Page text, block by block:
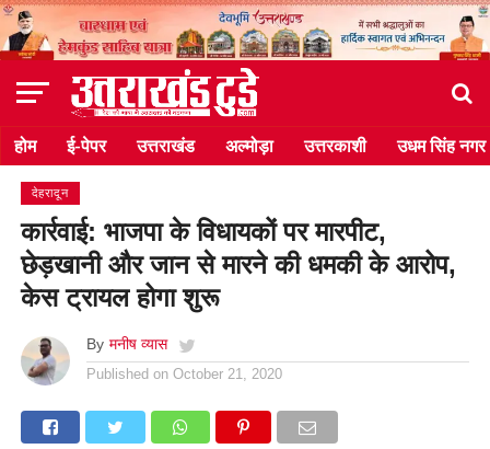
होम ई-पेपर उत्तराखंड अल्मोड़ा उत्तरकाशी उधम सिंह नगर
देहरादून
कार्रवाई: भाजपा के विधायकों पर मारपीट,
छेड़खानी और जान से मारने की धमकी के आरोप,
केस ट्रायल होगा शुरू
By मनीष व्यास
Published on October 21, 2020